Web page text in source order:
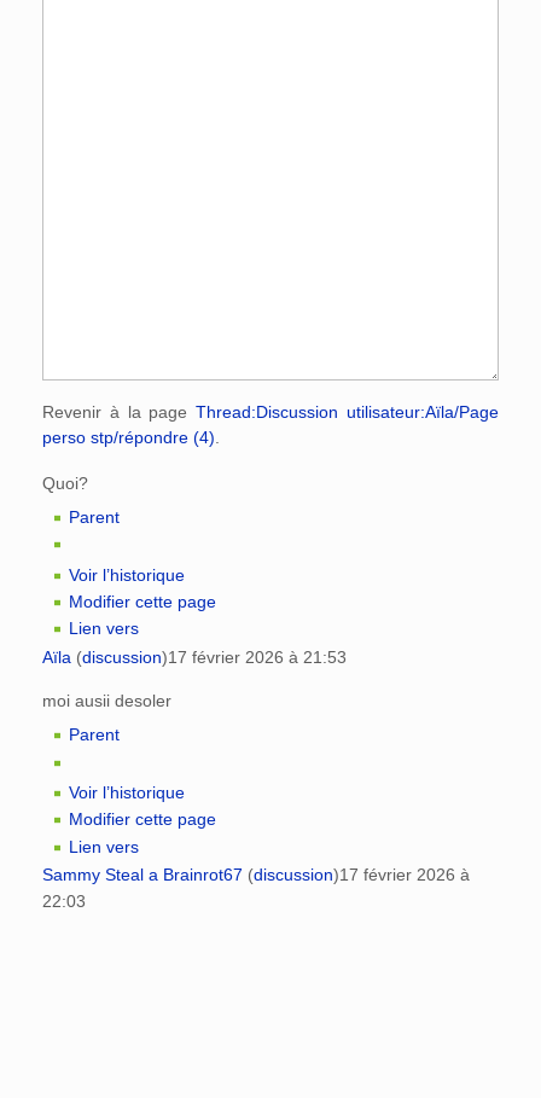
Revenir à la pageThread:Discussion utilisateur:Aïla/Page
perso stp/répondre (4)
Quoi?
Parent
Voir l’historique
Modifier cette page
Lien vers
Aïla (discussion)17 février 2026 à 21:53
moi ausii desoler
Parent
Voir l’historique
Modifier cette page
Lien vers
Sammy Steal a Brainrot67 (discussion)17 février 2026 à
22:03